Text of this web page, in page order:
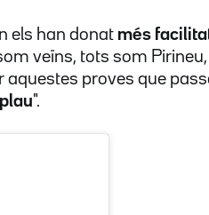
els han donat més
veïns, tots som
proves que
".